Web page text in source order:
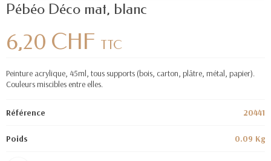
Pébéo Déco mat, blanc
6,20 CHF TTC
Peinture acrylique, 45ml, tous supports (bois, carton, plâtre, métal, papier).
Couleurs miscibles entre elles.
Référence 20441
Poids 0.09 Kg